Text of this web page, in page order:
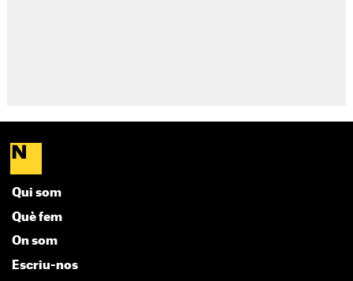
Qui som
Què fem
On som
Escriu-nos